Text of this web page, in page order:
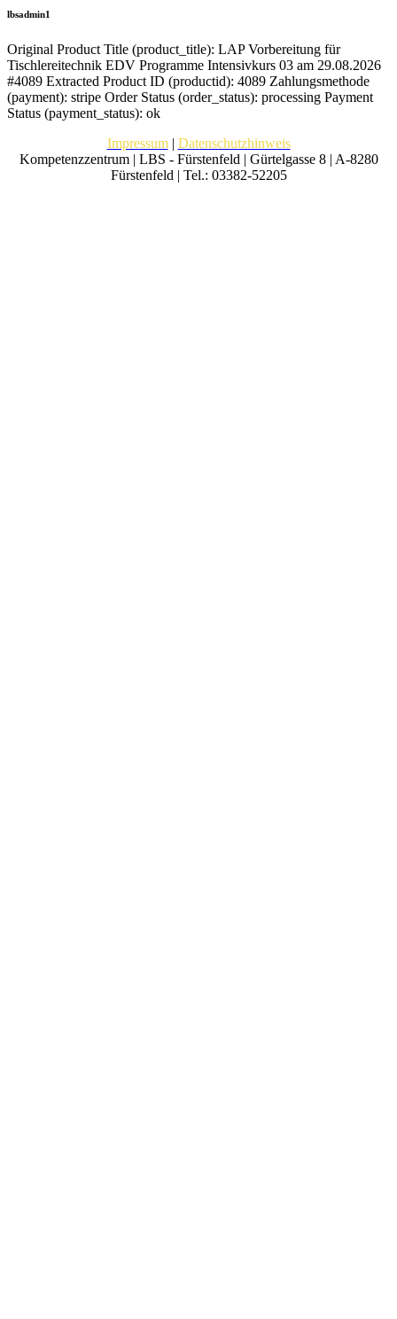
lbsadmin1
Original Product Title (product_title): LAP Vorbereitung für
Tischlereitechnik EDV Programme Intensivkurs 03 am 29.08.2026
#4089 Extracted Product ID (productid): 4089 Zahlungsmethode
(payment): stripe Order Status (order_status): processing Payment
Status (payment_status): ok
Impressum| Datenschutzhinweis
Kompetenzzentrum | LBS - Fürstenfeld | Gürtelgasse 8 | A-8280
Fürstenfeld | Tel.: 03382-52205